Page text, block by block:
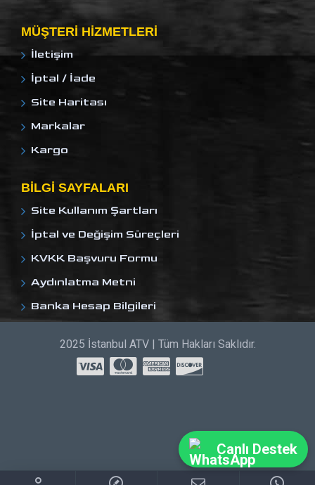
MÜŞTERI HIZMETLERI
İletişim
İptal / İade
Site Haritası
Markalar
Kargo
BILGI SAYFALARI
Site Kullanım Şartları
İptal ve Değişim Süreçleri
KVKK Başvuru Formu
Aydınlatma Metni
Banka Hesap Bilgileri
2025 İstanbul ATV | Tüm Hakları Saklıdır.
Canlı Destek